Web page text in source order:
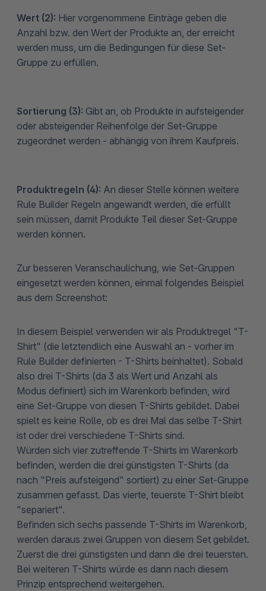
Wert (2): Hier vorgenommene Einträge geben die
Anzahl bzw. den Wert der Produkte an, der erreicht
werden muss, um die Bedingungen für diese Set-
Gruppe zu erfüllen.
Sortierung (3): Gibt an, ob Produkte in aufsteigender
oder absteigender Reihenfolge der Set-Gruppe
zugeordnet werden - abhängig von ihrem Kaufpreis.
Produktregeln (4): An dieser Stelle können weitere
Rule Builder Regeln angewandt werden, die erfüllt
sein müssen, damit Produkte Teil dieser Set-Gruppe
werden können.
Zur besseren Veranschaulichung, wie Set-Gruppen
eingesetzt werden können, einmal folgendes Beispiel
aus dem Screenshot:
In diesem Beispiel verwenden wir als Produktregel "T-
Shirt" (die letztendlich eine Auswahl an - vorher im
Rule Builder definierten - T-Shirts beinhaltet). Sobald
also drei T-Shirts (da 3 als Wert und Anzahl als
Modus definiert) sich im Warenkorb befinden, wird
eine Set-Gruppe von diesen T-Shirts gebildet. Dabei
spielt es keine Rolle, ob es drei Mal das selbe T-Shirt
ist oder drei verschiedene T-Shirts sind.
Würden sich vier zutreffende T-Shirts im Warenkorb
befinden, werden die drei günstigsten T-Shirts (da
nach "Preis aufsteigend" sortiert) zu einer Set-Gruppe
zusammen gefasst. Das vierte, teuerste T-Shirt bleibt
"separiert".
Befinden sich sechs passende T-Shirts im Warenkorb,
werden daraus zwei Gruppen von diesem Set gebildet.
Zuerst die drei günstigsten und dann die drei teuersten.
Bei weiteren T-Shirts würde es dann nach diesem
Prinzip entsprechend weitergehen.